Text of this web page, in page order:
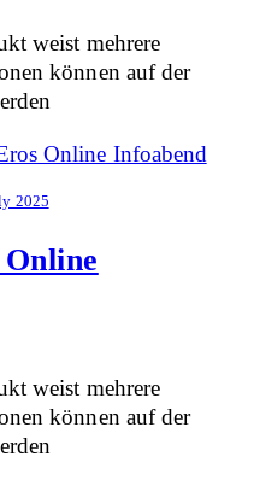
weist mehrere
können auf der
2025
weist mehrere
können auf der